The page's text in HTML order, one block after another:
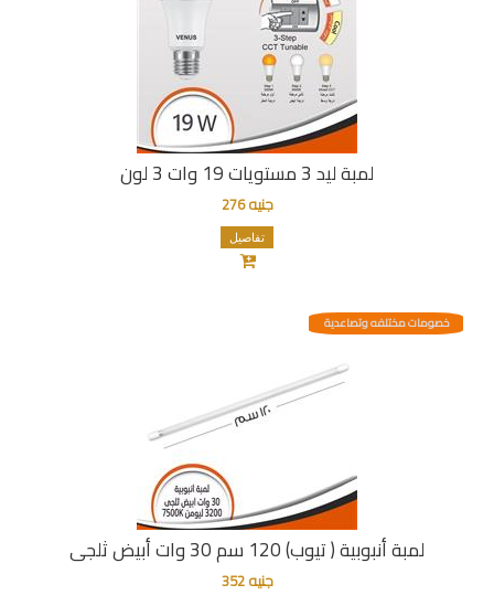
لمبة ليد 3 مستويات 19 وات 3 لون
جنيه 276
تفاصيل
لمبة أنبوبية ( تيوب) 120 سم 30 وات أبيض ثلجى
خصومات مختلفه وتصاعدية
جنيه 352